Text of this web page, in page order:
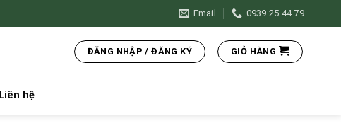
Email 0939 25 44 79
ĐĂNG NHẬP / ĐĂNG KÝ GIỎ HÀNG
Liên hệ